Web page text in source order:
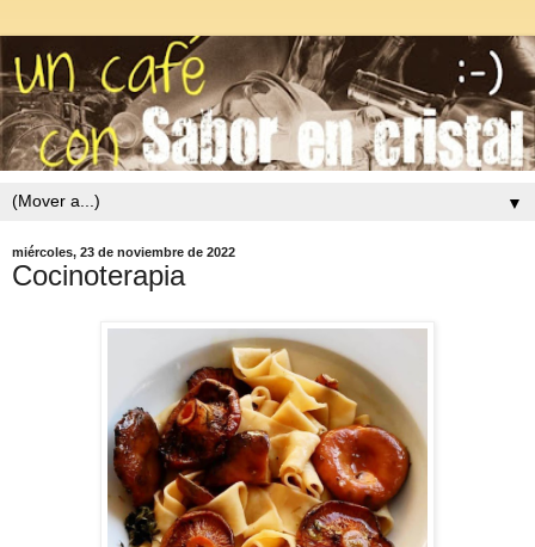
▼
miércoles, 23 de noviembre de 2022
Cocinoterapia